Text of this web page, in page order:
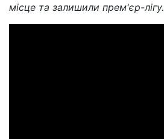
місце та залишили прем'єр-лігу.